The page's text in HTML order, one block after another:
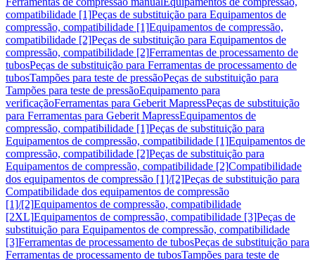
compatibilidade [1]Peças de substituição para Equipamentos de
compressão, compatibilidade [1]Equipamentos de compressão,
compatibilidade [2]Peças de substituição para Equipamentos de
compressão, compatibilidade [2]Ferramentas de processamento de
tubosPeças de substituição para Ferramentas de processamento de
tubosTampões para teste de pressãoPeças de substituição para
Tampões para teste de pressãoEquipamento para
verificaçãoFerramentas para Geberit MapressPeças de substituição
para Ferramentas para Geberit MapressEquipamentos de
compressão, compatibilidade [1]Peças de substituição para
Equipamentos de compressão, compatibilidade [1]Equipamentos de
compressão, compatibilidade [2]Peças de substituição para
Equipamentos de compressão, compatibilidade [2]Compatibilidade
dos equipamentos de compressão [1]/[2]Peças de substituição para
Compatibilidade dos equipamentos de compressão
[1]/[2]Equipamentos de compressão, compatibilidade
[2XL]Equipamentos de compressão, compatibilidade [3]Peças de
substituição para Equipamentos de compressão, compatibilidade
[3]Ferramentas de processamento de tubosPeças de substituição para
Ferramentas de processamento de tubosTampões para teste de